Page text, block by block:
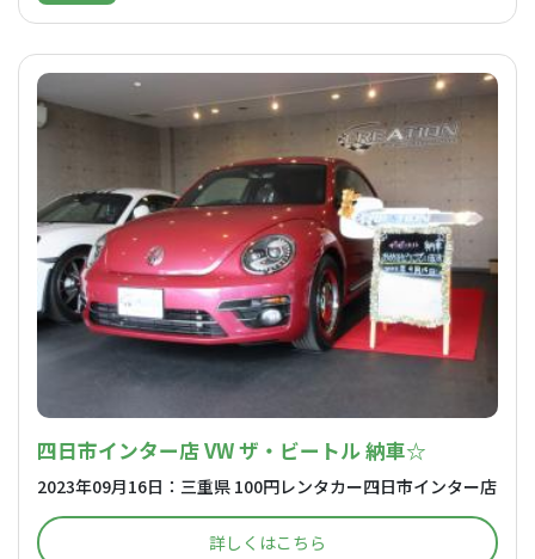
四日市インター店 VW ザ・ビートル 納車☆
2023年09月16日：三重県 100円レンタカー四日市インター店
詳しくはこちら